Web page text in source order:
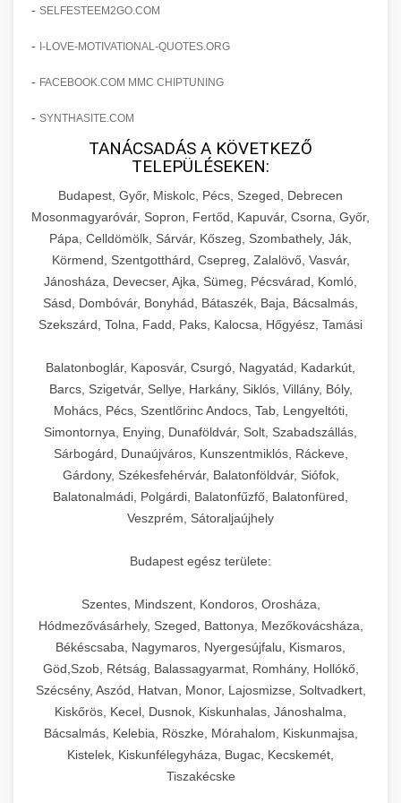
amelyek valós eredményeket hoznak.
szonyegtisztito.net
marketing stratégiai tervrajz
útjáról, bemutatva az utat a küzdő praxistól a
virágzó vállalkozásig 150%-os növekedéssel.
klinika átalakulási történet
Érdeklődés 150%-os Fokozása
Technikák és módszerek a páciensek
érdeklődésének és elkötelezettségének drámai
növeléséhez. Egy 150%-os fellendülési
esettanulmány gyakorlati betekintésekkel.
weboldal-keszites.co
elkötelezettség erősítési módszerek
🎮 19. AI Google Ads és Meta
Kampány Kezelés
Fejlett AI-alapú Google Ads és Meta hirdetési
kampánykezelés. Optimalizálja hirdetési
költségvetését gépi tanulással és
automatizálással.
aikampany.hu AI hirdetési automatizálás
🍞 20. Ipari Dagasztógép +
Professzionális ipari dagasztógépek és
tésztakeverő gépek pékségek és kereskedelmi
konyhák számára. Masszív konstrukció
megbízható teljesítményhez.
chef-iparikonyhagepek.hu
kereskedelmi tésztakeverő
🔪 21. Ipari Szeletelőgép +
Ipari hús- és sajtszeletelő gépek professzionális
élelmiszer-előkészítéshez. Precíziós vágás
állítható vastagság beállítással.
chef-iparikonyhagepek.hu
professzionális élelmiszer szeletelő
📦 22. Vákuumozó Gép +
Kereskedelmi vákuumcsomagoló berendezések
élelmiszerek tartósításához. Hosszabbítsa a
szavatossági időt és tartsa meg a termék
frissességét.
🎁 23. Vákuumfóliázó Gép +
Ipari vákuumfóliázó gépek professzionális
Hatékony lezárási és tartósítási megoldások.
chef-iparikonyhagepek.hu
kereskedelmi csomagoló gép
professzionális konyhák számára. Nagy
kapacitású sütő- és főzőberendezés precíz
hőmérséklet-szabályozással.
chef-iparikonyhagepek.hu
kereskedelmi sütősütő
❄️ 25. Ipari Hűtőszekrény +
Professzionális hűtőegységek és hűtőkamrák
kereskedelmi konyhák számára.
Energiahatékony hűtési megoldások nagy
kapacitással.
chef-iparikonyhagepek.hu
💧 26. Ipari Mosogatógép +
Kereskedelmi mosogatóberendezések nagy
forgalmú éttermi műveletekhez. Gyors tisztítási
ciklusok fertőtlenítési képességekkel.
🧀 27. Ipari Sajtreszelő Gép +
- SELFESTEEM2GO.COM
- I-LOVE-MOTIVATIONAL-QUOTES.ORG
- FACEBOOK.COM MMC CHIPTUNING
- SYNTHASITE.COM
TANÁCSADÁS A KÖVETKEZŐ
TELEPÜLÉSEKEN:
Budapest, Győr, Miskolc, Pécs, Szeged, Debrecen
Mosonmagyaróvár, Sopron, Fertőd, Kapuvár, Csorna, Győr,
Pápa, Celldömölk, Sárvár, Kőszeg, Szombathely, Ják,
Körmend, Szentgotthárd, Csepreg, Zalalövő, Vasvár,
Jánosháza, Devecser, Ajka, Sümeg, Pécsvárad, Komló,
Sásd, Dombóvár, Bonyhád, Bátaszék, Baja, Bácsalmás,
Szekszárd, Tolna, Fadd, Paks, Kalocsa, Hőgyész, Tamási
Balatonboglár, Kaposvár, Csurgó, Nagyatád, Kadarkút,
Barcs, Szigetvár, Sellye, Harkány, Siklós, Villány, Bóly,
Mohács, Pécs, Szentlőrinc Andocs, Tab, Lengyeltóti,
Simontornya, Enying, Dunaföldvár, Solt, Szabadszállás,
Sárbogárd, Dunaújváros, Kunszentmiklós, Ráckeve,
Gárdony, Székesfehérvár, Balatonföldvár, Siófok,
Balatonalmádi, Polgárdi, Balatonfűzfő, Balatonfüred,
Veszprém, Sátoraljaújhely
Budapest egész területe:
Szentes, Mindszent, Kondoros, Orosháza,
Hódmezővásárhely, Szeged, Battonya, Mezőkovácsháza,
Békéscsaba, Nagymaros, Nyergesújfalu, Kismaros,
Göd,Szob, Rétság, Balassagyarmat, Romhány, Hollókő,
Szécsény, Aszód, Hatvan, Monor, Lajosmizse, Soltvadkert,
Kiskőrös, Kecel, Dusnok, Kiskunhalas, Jánoshalma,
Bácsalmás, Kelebia, Röszke, Mórahalom, Kiskunmajsa,
Kistelek, Kiskunfélegyháza, Bugac, Kecskemét,
Tiszakécske